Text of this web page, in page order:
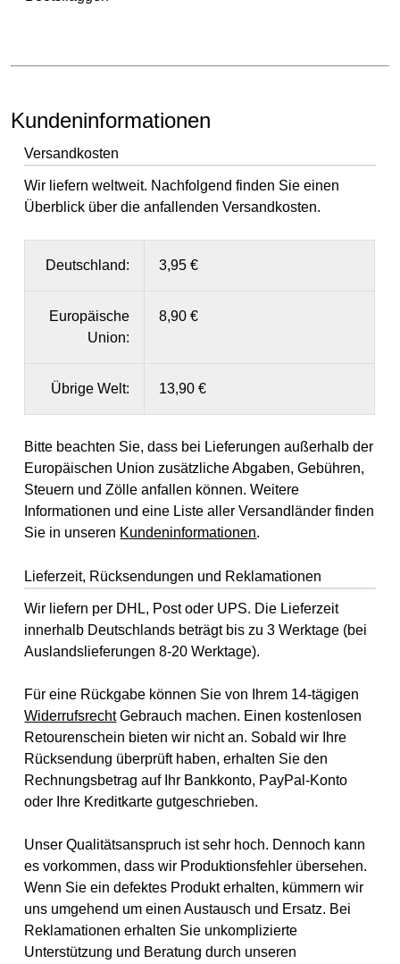
Kundeninformationen
Versandkosten
Wir liefern weltweit. Nachfolgend finden Sie einen
Überblick über die anfallenden Versandkosten.
Deutschland: 3,95 €
Europäische
Union:
8,90 €
Übrige Welt: 13,90 €
Bitte beachten Sie, dass bei Lieferungen außerhalb der
Europäischen Union zusätzliche Abgaben, Gebühren,
Steuern und Zölle anfallen können. Weitere
Informationen und eine Liste aller Versandländer finden
Sie in unseren Kundeninformationen.
Lieferzeit, Rücksendungen und Reklamationen
Wir liefern per DHL, Post oder UPS. Die Lieferzeit
innerhalb Deutschlands beträgt bis zu 3 Werktage (bei
Auslandslieferungen 8-20 Werktage).
Für eine Rückgabe können Sie von Ihrem 14-tägigen
WiderrufsrechtGebrauch machen. Einen kostenlosen
Retourenschein bieten wir nicht an. Sobald wir Ihre
Rücksendung überprüft haben, erhalten Sie den
Rechnungsbetrag auf Ihr Bankkonto, PayPal-Konto
oder Ihre Kreditkarte gutgeschrieben.
Unser Qualitätsanspruch ist sehr hoch. Dennoch kann
es vorkommen, dass wir Produktionsfehler übersehen.
Wenn Sie ein defektes Produkt erhalten, kümmern wir
uns umgehend um einen Austausch und Ersatz. Bei
Reklamationen erhalten Sie unkomplizierte
Unterstützung und Beratung durch unseren